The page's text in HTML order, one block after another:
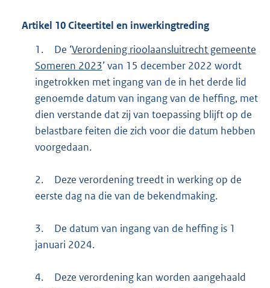
Artikel 10Citeertitel en inwerkingtreding
1.
De ‘Verordening rioolaansluitrecht gemeente
Someren 2023’ van 15 december 2022 wordt
ingetrokken met ingang van de in het derde lid
genoemde datum van ingang van de heffing, met
dien verstande dat zij van toepassing blijft op de
belastbare feiten die zich voor die datum hebben
voorgedaan.
2.
Deze verordening treedt in werking op de
eerste dag na die van de bekendmaking.
3.
De datum van ingang van de heffing is 1
januari 2024.
4.
Deze verordening kan worden aangehaald